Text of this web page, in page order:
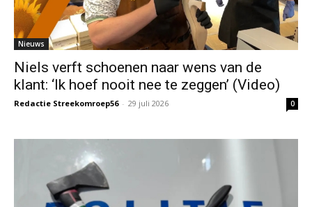
Nieuws
Niels verft schoenen naar wens van de
klant: ‘Ik hoef nooit nee te zeggen’ (Video)
Redactie Streekomroep56 - 29 juli 2026 0